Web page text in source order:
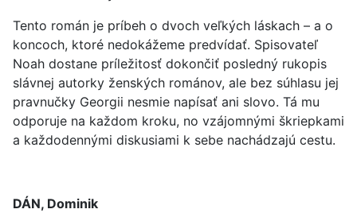
Tento román je príbeh o dvoch veľkých láskach – a o
koncoch, ktoré nedokážeme predvídať. Spisovateľ
Noah dostane príležitosť dokončiť posledný rukopis
slávnej autorky ženských románov, ale bez súhlasu jej
pravnučky Georgii nesmie napísať ani slovo. Tá mu
odporuje na každom kroku, no vzájomnými škriepkami
a každodennými diskusiami k sebe nachádzajú cestu.
DÁN, Dominik